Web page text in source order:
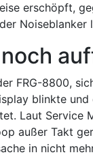
erschöpft,
Noiseblanker
FRG-8800,
blinkte
Laut Service
außer Takt
in nicht